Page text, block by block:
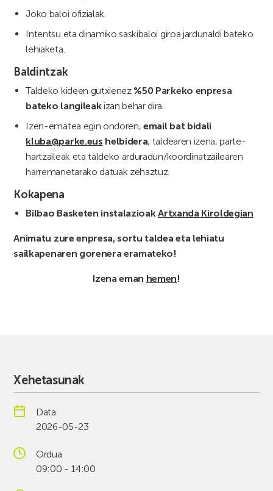
Joko baloi ofizialak.
Intentsu eta dinamiko saskibaloi giroa jardunaldi bateko
lehiaketa.
Baldintzak
Taldeko kideen gutxienez %50 Parkeko enpresa
bateko langileak izan behar dira.
Izen-ematea egin ondoren,email bat bidali
kluba@parke.eus helbidera, taldearen izena, parte-
hartzaileak eta taldeko arduradun/koordinatzailearen
harremanetarako datuak zehaztuz.
Kokapena
Bilbao Basketen instalazioakArtxanda Kiroldegian
Animatu zure enpresa, sortu taldea eta lehiatu
sailkapenaren gorenera eramateko!
Izena eman hemen!
Xehetasunak
Data
2026-05-23
Ordua
09:00 - 14:00